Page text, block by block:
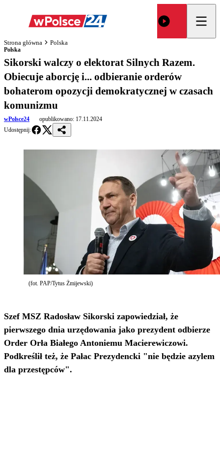
Strona główna Polska
Polska
Sikorski walczy o elektorat Silnych Razem.
Obiecuje aborcję i... odbieranie orderów
bohaterom opozycji demokratycznej w czasach
komunizmu
wPolsce24 opublikowano: 17.11.2024
Udostępnij:
(fot. PAP/Tytus Żmijewski)
Szef MSZ Radosław Sikorski zapowiedział, że
pierwszego dnia urzędowania jako prezydent odbierze
Order Orła Białego Antoniemu Macierewiczowi.
Podkreślił też, że Pałac Prezydencki "nie będzie azylem
dla przestępców".